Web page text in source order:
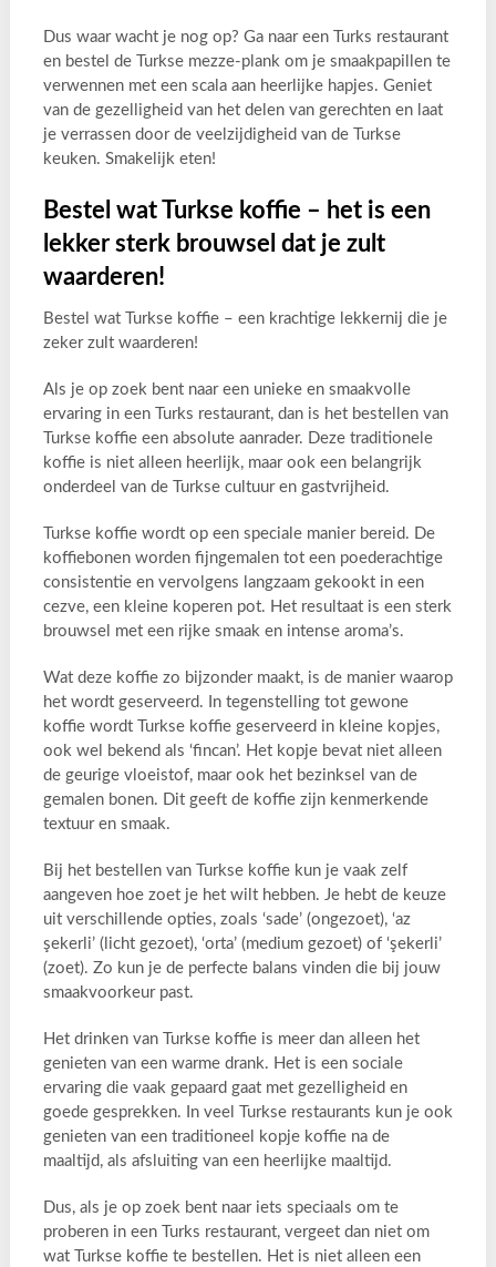
Dus waar wacht je nog op? Ga naar een Turks restaurant
en bestel de Turkse mezze-plank om je smaakpapillen te
verwennen met een scala aan heerlijke hapjes. Geniet
van de gezelligheid van het delen van gerechten en laat
je verrassen door de veelzijdigheid van de Turkse
keuken. Smakelijk eten!
Bestel wat Turkse koffie – het is een
lekker sterk brouwsel dat je zult
waarderen!
Bestel wat Turkse koffie – een krachtige lekkernij die je
zeker zult waarderen!
Als je op zoek bent naar een unieke en smaakvolle
ervaring in een Turks restaurant, dan is het bestellen van
Turkse koffie een absolute aanrader. Deze traditionele
koffie is niet alleen heerlijk, maar ook een belangrijk
onderdeel van de Turkse cultuur en gastvrijheid.
Turkse koffie wordt op een speciale manier bereid. De
koffiebonen worden fijngemalen tot een poederachtige
consistentie en vervolgens langzaam gekookt in een
cezve, een kleine koperen pot. Het resultaat is een sterk
brouwsel met een rijke smaak en intense aroma’s.
Wat deze koffie zo bijzonder maakt, is de manier waarop
het wordt geserveerd. In tegenstelling tot gewone
koffie wordt Turkse koffie geserveerd in kleine kopjes,
ook wel bekend als ‘fincan’. Het kopje bevat niet alleen
de geurige vloeistof, maar ook het bezinksel van de
gemalen bonen. Dit geeft de koffie zijn kenmerkende
textuur en smaak.
Bij het bestellen van Turkse koffie kun je vaak zelf
aangeven hoe zoet je het wilt hebben. Je hebt de keuze
uit verschillende opties, zoals ‘sade’ (ongezoet), ‘az
şekerli’ (licht gezoet), ‘orta’ (medium gezoet) of ‘şekerli’
(zoet). Zo kun je de perfecte balans vinden die bij jouw
smaakvoorkeur past.
Het drinken van Turkse koffie is meer dan alleen het
genieten van een warme drank. Het is een sociale
ervaring die vaak gepaard gaat met gezelligheid en
goede gesprekken. In veel Turkse restaurants kun je ook
genieten van een traditioneel kopje koffie na de
maaltijd, als afsluiting van een heerlijke maaltijd.
Dus, als je op zoek bent naar iets speciaals om te
proberen in een Turks restaurant, vergeet dan niet om
wat Turkse koffie te bestellen. Het is niet alleen een